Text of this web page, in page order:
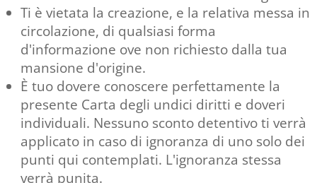
Ti è vietata la creazione, e la relativa messa in
circolazione, di qualsiasi forma
d'informazione ove non richiesto dalla tua
mansione d'origine.
È tuo dovere conoscere perfettamente la
presente Carta degli undici diritti e doveri
individuali. Nessuno sconto detentivo ti verrà
applicato in caso di ignoranza di uno solo dei
punti qui contemplati. L'ignoranza stessa
verrà punita.